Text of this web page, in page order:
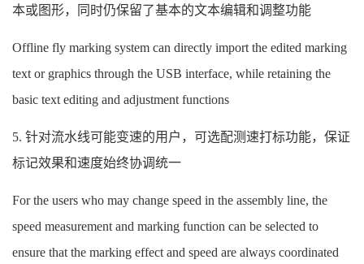
本或图形，同时仍保留了基本的文本编辑和调整功能
Offline fly marking system can directly import the edited marking
text or graphics through the USB interface, while retaining the
basic text editing and adjustment functions
5. 针对流水线可能变速的用户，可选配测速打标功能，保证
标记效果和速度始终协调统一
For the users who may change speed in the assembly line, the
speed measurement and marking function can be selected to
ensure that the marking effect and speed are always coordinated